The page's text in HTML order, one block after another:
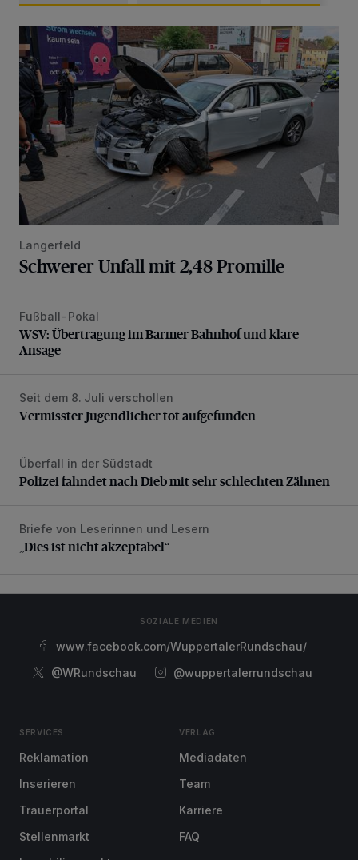
Schwerer Unfall mit 2,48 Promille
Langerfeld
Schwerer Unfall mit 2,48 Promille
WSV: Übertragung im Barmer Bahnhof und klare Ansage
Fußball-Pokal
WSV: Übertragung im Barmer Bahnhof und klare
Ansage
Vermisster Jugendlicher tot aufgefunden
Seit dem 8. Juli verschollen
Vermisster Jugendlicher tot aufgefunden
Polizei fahndet nach Dieb mit sehr schlechten Zähnen
Überfall in der Südstadt
Polizei fahndet nach Dieb mit sehr schlechten Zähnen
„Dies ist nicht akzeptabel“
Briefe von Leserinnen und Lesern
„Dies ist nicht akzeptabel“
SOZIALE MEDIEN
www.facebook.com/WuppertalerRundschau/
@WRundschau
@wuppertalerrundschau
SERVICES
Reklamation
Inserieren
Trauerportal
Stellenmarkt
VERLAG
Mediadaten
Team
Karriere
FAQ